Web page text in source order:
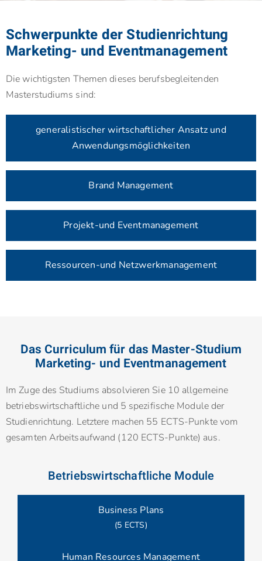
Schwerpunkte der Studienrichtung
Marketing- und Eventmanagement
Die wichtigsten Themen dieses berufsbegleitenden
Masterstudiums sind:
generalistischer wirtschaftlicher Ansatz und
Anwendungsmöglichkeiten
Brand Management
Projekt-und Eventmanagement
Ressourcen-und Netzwerkmanagement
Das Curriculum für das Master-Studium
Marketing- und Eventmanagement
Im Zuge des Studiums absolvieren Sie 10 allgemeine
betriebswirtschaftliche und 5 spezifische Module der
Studienrichtung. Letztere machen 55 ECTS-Punkte vom
gesamten Arbeitsaufwand (120 ECTS-Punkte) aus.
Betriebswirtschaftliche Module
Business Plans
(5 ECTS)
Human Resources Management